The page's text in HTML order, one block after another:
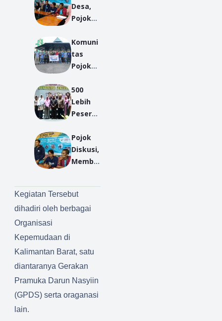
Desa,
Pojok
dan
KAJI
Jalin
ma
Komuni
tas
Pojok
Ingin
Budaya
Segitig
Intelek
tual
Membu
IAIN
500
Lebih
Peserta
Semina
r
Keseha
Menceg
ah
Genera
Pojok
Diskusi,
Memba
Literasi
Dengan
Berdisk
Kegiatan Tersebut
dihadiri oleh berbagai
Organisasi
Kepemudaan di
Kalimantan Barat, satu
diantaranya Gerakan
Pramuka Darun Nasyiin
(GPDS) serta oraganasi
lain.